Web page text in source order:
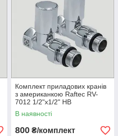
Комплект приладових кранів
з американкою Raftec RV-
7012 1/2"х1/2" НВ
В наявності
800 ₴/комплект